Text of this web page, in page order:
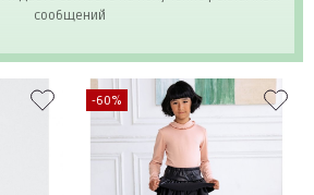
сообщений
-60%